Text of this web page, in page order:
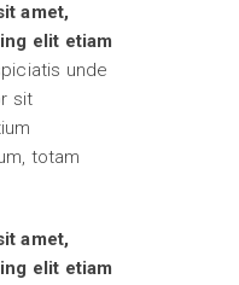
amet,
elit etiam
unde
sit
totam
amet,
elit etiam